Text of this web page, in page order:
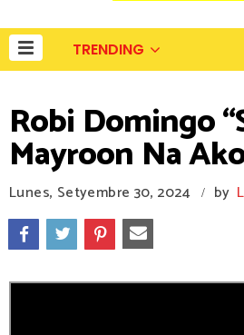
TRENDING
Robi Domingo
Mayroon Na
Lunes, Setyembre 30, 2024 / by